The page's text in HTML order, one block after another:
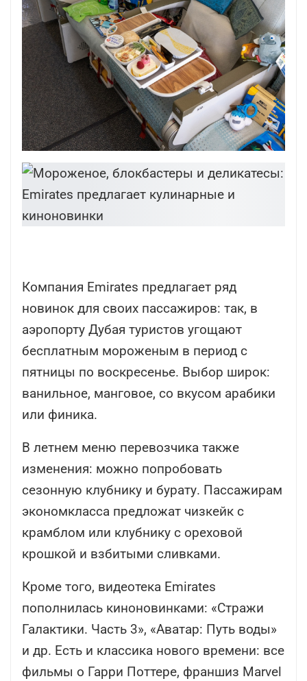
Компания Emirates предлагает ряд
новинок для своих пассажиров: так, в
аэропорту Дубая туристов угощают
бесплатным мороженым в период с
пятницы по воскресенье. Выбор широк:
ванильное, манговое, со вкусом арабики
или финика.
В летнем меню перевозчика также
изменения: можно попробовать
сезонную клубнику и бурату. Пассажирам
экономкласса предложат чизкейк с
крамблом или клубнику с ореховой
крошкой и взбитыми сливками.
Кроме того, видеотека Emirates
пополнилась киноновинками: «Стражи
Галактики. Часть 3», «Аватар: Путь воды»
и др. Есть и классика нового времени: все
фильмы о Гарри Поттере, франшиз Marvel